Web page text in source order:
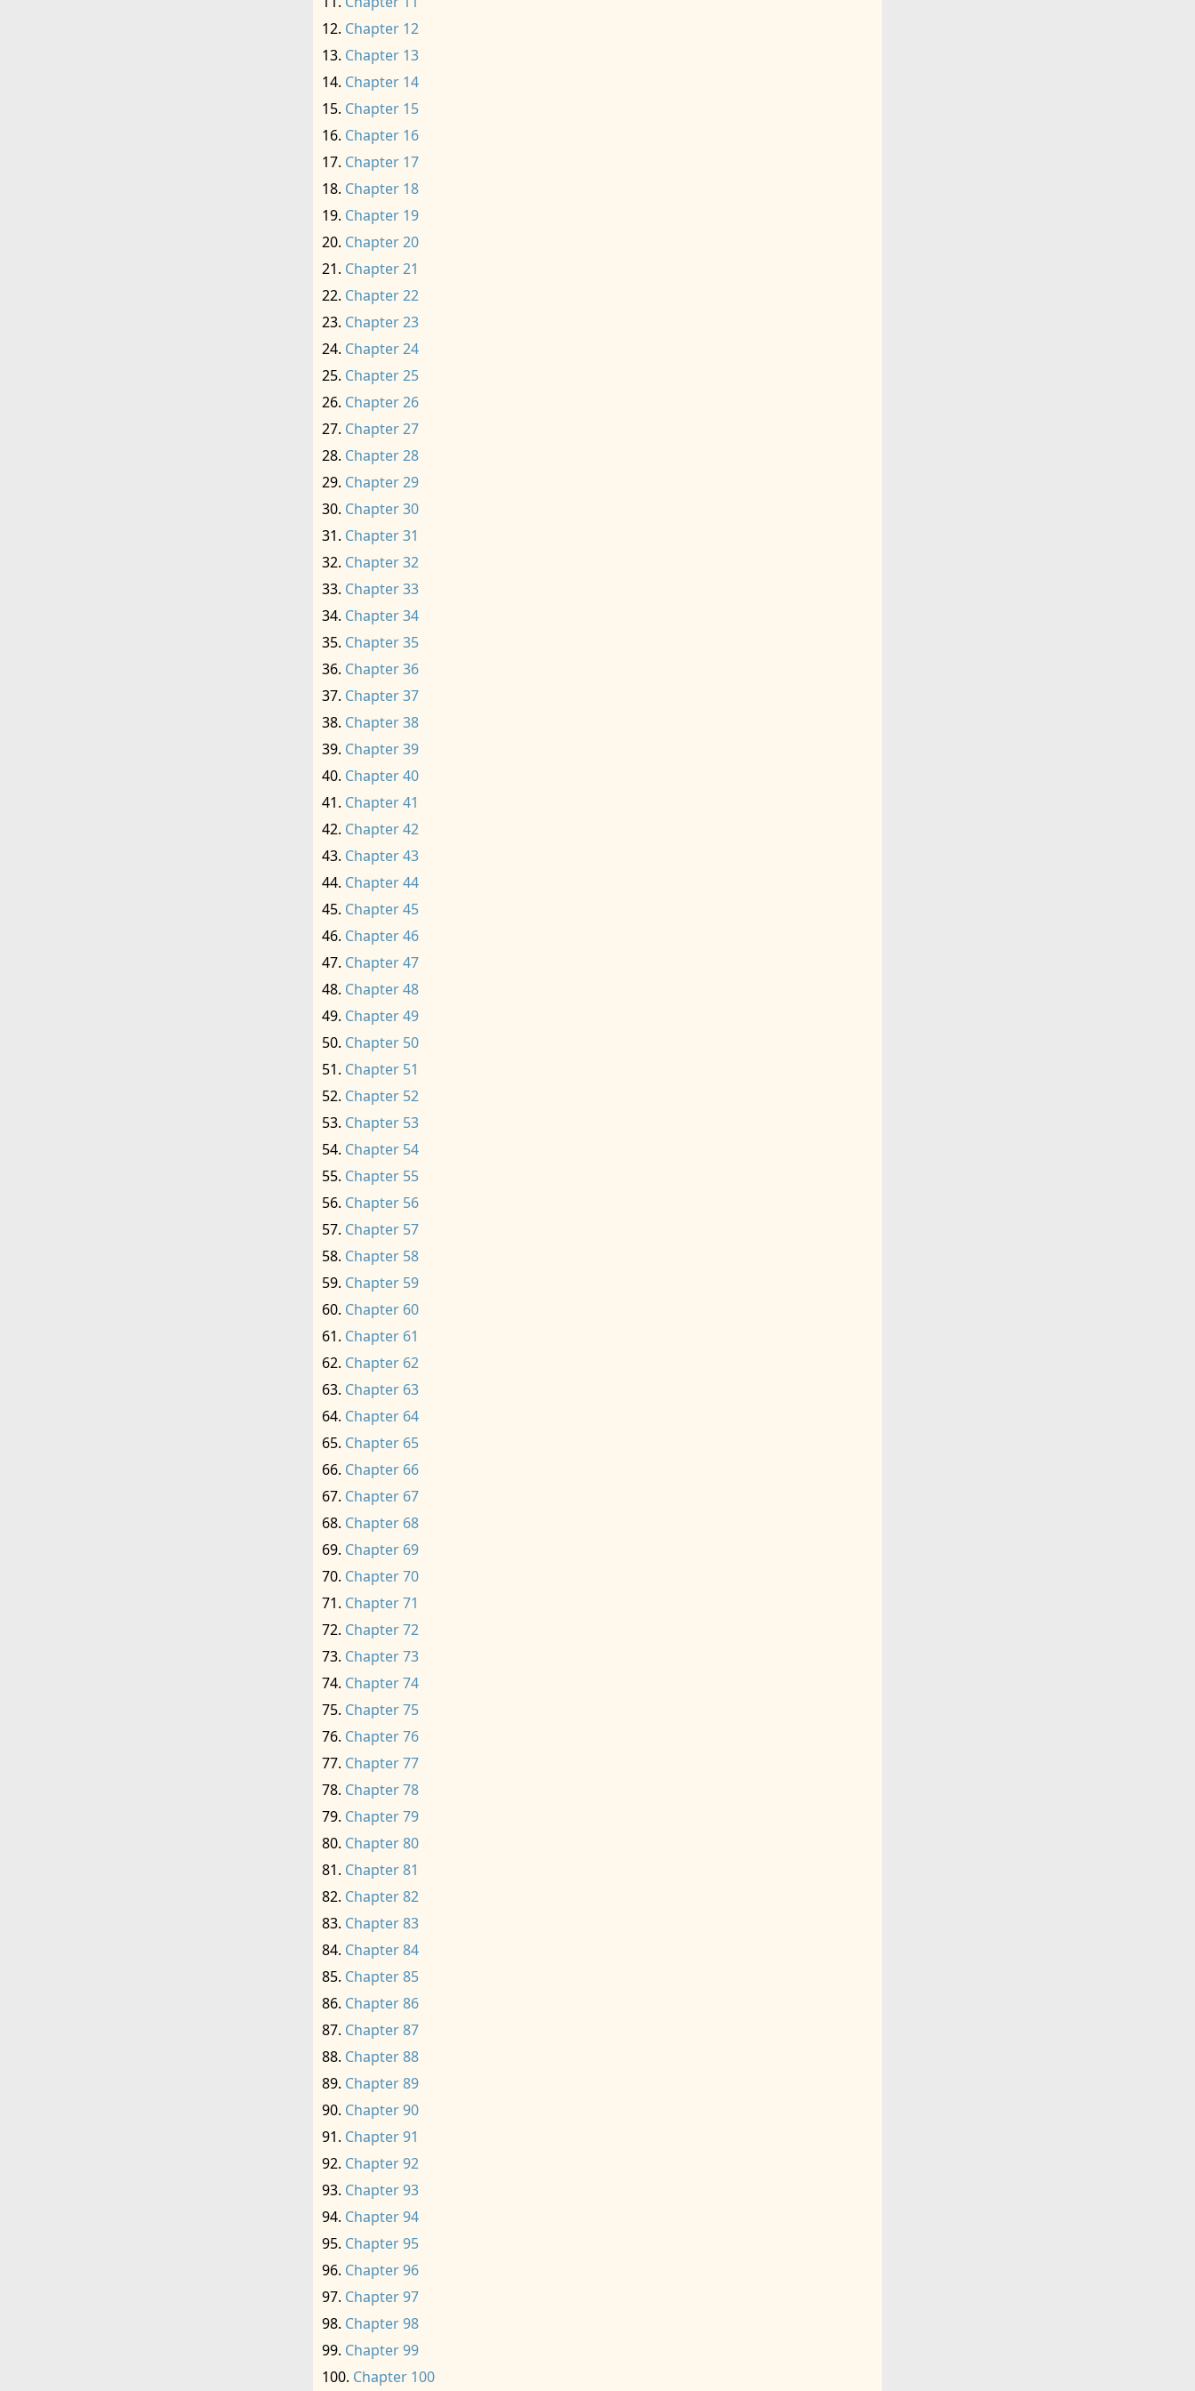
Chapter 12
Chapter 13
Chapter 14
Chapter 15
Chapter 16
Chapter 17
Chapter 18
Chapter 19
Chapter 20
Chapter 21
Chapter 22
Chapter 23
Chapter 24
Chapter 25
Chapter 26
Chapter 27
Chapter 28
Chapter 29
Chapter 30
Chapter 31
Chapter 32
Chapter 33
Chapter 34
Chapter 35
Chapter 36
Chapter 37
Chapter 38
Chapter 39
Chapter 40
Chapter 41
Chapter 42
Chapter 43
Chapter 44
Chapter 45
Chapter 46
Chapter 47
Chapter 48
Chapter 49
Chapter 50
Chapter 51
Chapter 52
Chapter 53
Chapter 54
Chapter 55
Chapter 56
Chapter 57
Chapter 58
Chapter 59
Chapter 60
Chapter 61
Chapter 62
Chapter 63
Chapter 64
Chapter 65
Chapter 66
Chapter 67
Chapter 68
Chapter 69
Chapter 70
Chapter 71
Chapter 72
Chapter 73
Chapter 74
Chapter 75
Chapter 76
Chapter 77
Chapter 78
Chapter 79
Chapter 80
Chapter 81
Chapter 82
Chapter 83
Chapter 84
Chapter 85
Chapter 86
Chapter 87
Chapter 88
Chapter 89
Chapter 90
Chapter 91
Chapter 92
Chapter 93
Chapter 94
Chapter 95
Chapter 96
Chapter 97
Chapter 98
Chapter 99
Chapter 100